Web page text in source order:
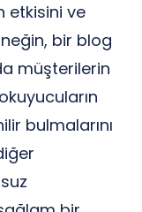
etkisini ve
bir blog
müşterilerin
bulmalarını